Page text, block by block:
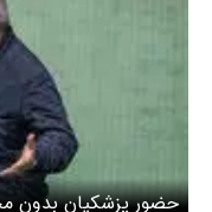
حضور پزشکیان بدون